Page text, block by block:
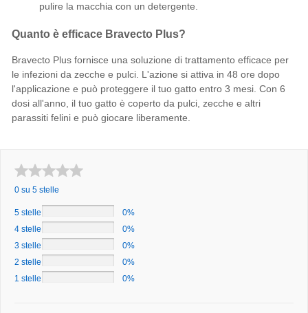
pulire la macchia con un detergente.
Quanto è efficace Bravecto Plus?
Bravecto Plus fornisce una soluzione di trattamento efficace per
le infezioni da zecche e pulci. L'azione si attiva in 48 ore dopo
l'applicazione e può proteggere il tuo gatto entro 3 mesi. Con 6
dosi all'anno, il tuo gatto è coperto da pulci, zecche e altri
parassiti felini e può giocare liberamente.
0 su 5 stelle
5 stelle
0%
4 stelle
0%
3 stelle
0%
2 stelle
0%
1 stelle
0%